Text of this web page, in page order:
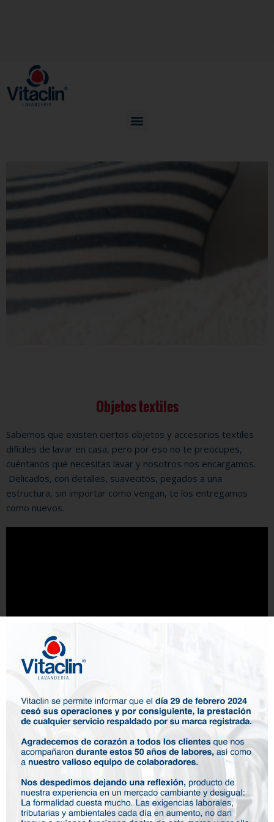
Objetos textiles
Sabemos que existen ciertos objetos y accesorios textiles
difíciles de lavar en casa, pero por eso no te preocupes,
cuéntanos qué necesitas lavar y nosotros nos encargamos.
Delicados, con detalles, suavecitos, pegados a una
estructura, sin importar como vengan, te los entregamos
como nuevos.
Contáctanos
Un ejemplo de las prendas que te lavamos